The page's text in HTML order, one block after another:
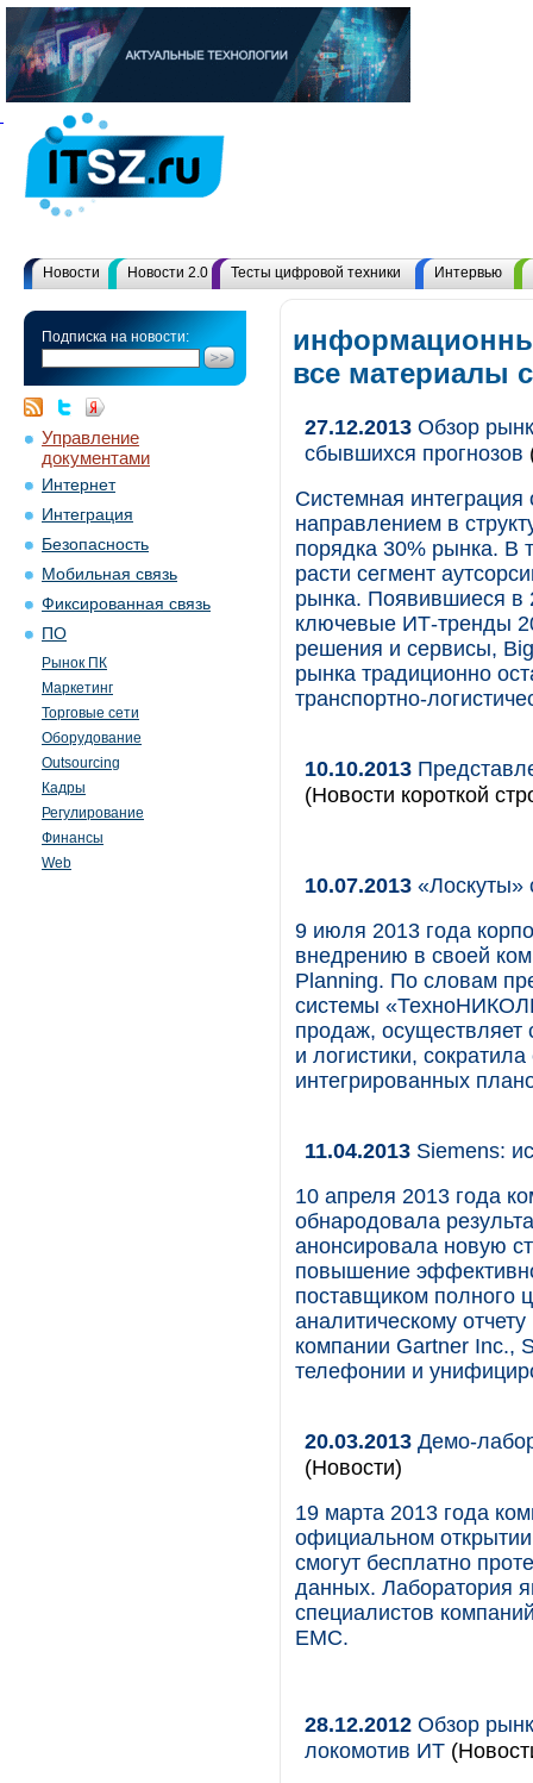
Новости Новости 2.0 Тесты цифровой техники Интервью
Подписка на новости:
Управление
документами
Интернет
Интеграция
Безопасность
Мобильная связь
Фиксированная связь
ПО
Рынок ПК
Маркетинг
Торговые сети
Оборудование
Outsourcing
Кадры
Регулирование
Финансы
Web
все материалы
27.12.2013 Обзор
сбывшихся прогнозов
Системная интеграция
направлением в
порядка 30% рынка. В
расти сегмент
рынка. Появившиеся в
ключевые ИТ-тренды
решения и сервисы,
рынка традиционно
транспортно-
10.10.2013
(Новости короткой
10.07.2013 «Лоскуты»
9 июля 2013 года
внедрению в своей
Planning. По словам
системы
продаж, осуществляет
и логистики,
интегрированных
11.04.2013 Siemens:
10 апреля 2013 года
обнародовала
анонсировала новую
повышение
поставщиком полного
аналитическому
компании Gartner Inc.,
телефонии и
20.03.2013 Демо-
(Новости)
19 марта 2013 года
официальном
смогут бесплатно
данных. Лаборатория
специалистов
EMC.
28.12.2012 Обзор
локомотив ИТ